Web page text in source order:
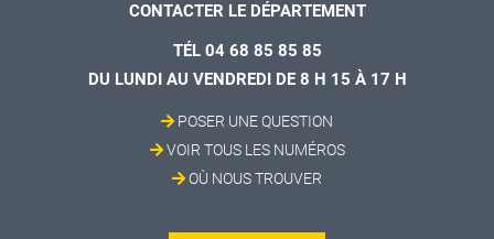
CONTACTER LE DÉPARTEMENT
TÉL 04 68 85 85 85
DU LUNDI AU VENDREDI DE 8 H 15 À 17 H
POSER UNE QUESTION
VOIR TOUS LES NUMÉROS
OÙ NOUS TROUVER